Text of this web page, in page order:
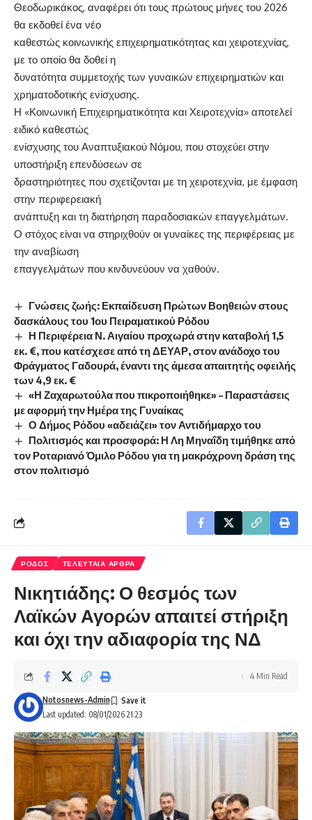
Θεοδωρικάκος, αναφέρει ότι τους πρώτους μήνες του 2026
θα εκδοθεί ένα νέο
καθεστώς κοινωνικής επιχειρηματικότητας και χειροτεχνίας,
με το οποίο θα δοθεί η
δυνατότητα συμμετοχής των γυναικών επιχειρηματιών και
χρηματοδοτικής ενίσχυσης.
Η «Κοινωνική Επιχειρηματικότητα και Χειροτεχνία» αποτελεί
ειδικό καθεστώς
ενίσχυσης του Αναπτυξιακού Νόμου, που στοχεύει στην
υποστήριξη επενδύσεων σε
δραστηριότητες που σχετίζονται με τη χειροτεχνία, με έμφαση
στην περιφερειακή
ανάπτυξη και τη διατήρηση παραδοσιακών επαγγελμάτων.
Ο στόχος είναι να στηριχθούν οι γυναίκες της περιφέρειας με
την αναβίωση
επαγγελμάτων που κινδυνεύουν να χαθούν.
Γνώσεις ζωής: Εκπαίδευση Πρώτων Βοηθειών στους
δασκάλους του 1ου Πειραματικού Ρόδου
Η Περιφέρεια Ν. Αιγαίου προχωρά στην καταβολή 1,5
εκ. €, που κατέσχεσε από τη ΔΕΥΑΡ, στον ανάδοχο του
Φράγματος Γαδουρά, έναντι της άμεσα απαιτητής οφειλής
των 4,9 εκ. €
«Η Ζαχαρωτούλα που πικροποιήθηκε» – Παραστάσεις
με αφορμή την Ημέρα της Γυναίκας
Ο Δήμος Ρόδου «αδειάζει» τον Αντιδήμαρχο του
Πολιτισμός και προσφορά: Η Λη Μηναΐδη τιμήθηκε από
τον Ροταριανό Όμιλο Ρόδου για τη μακρόχρονη δράση της
στον πολιτισμό
ΡΟΔΟΣ ΤΕΛΕΥΤΑΙΑ ΑΡΘΡΑ
Νικητιάδης: Ο θεσμός των
Λαϊκών Αγορών απαιτεί στήριξη
και όχι την αδιαφορία της ΝΔ
Last updated: 08/01/2026 21:23
Notosnews-Admin
4 Min Read